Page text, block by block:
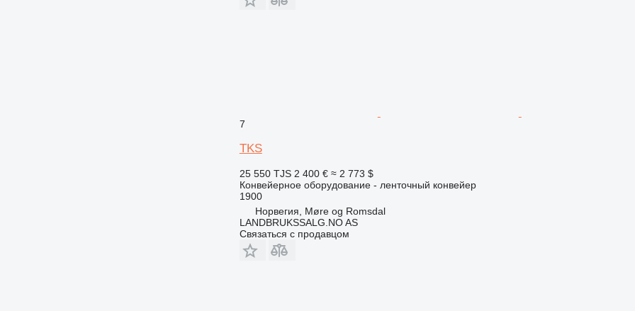
7
TKS
25 550 TJS 2 400 € ≈ 2 773 $
Конвейерное оборудование - ленточный конвейер
1900
Норвегия, Møre og Romsdal
LANDBRUKSSALG.NO AS
Связаться с продавцом